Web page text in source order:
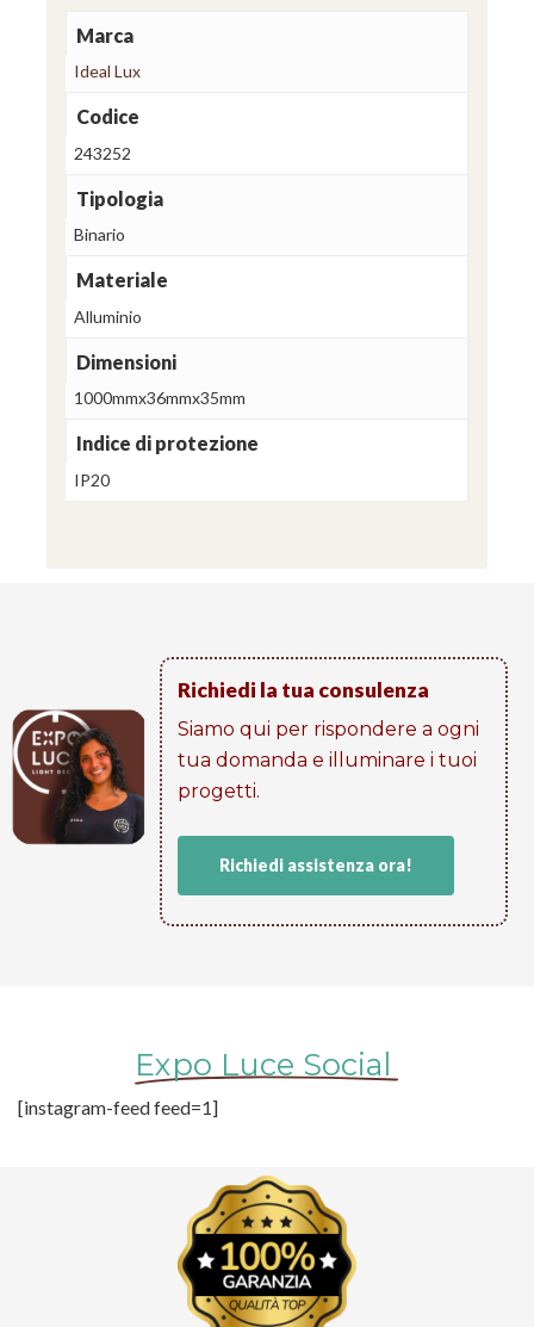
Marca
Ideal Lux
Codice
243252
Tipologia
Binario
Materiale
Alluminio
Dimensioni
1000mmx36mmx35mm
Indice di protezione
IP20
Richiedi la tua consulenza
Siamo qui per rispondere a ogni
tua domanda e illuminare i tuoi
progetti​.
Richiedi assistenza ora!
Expo Luce Social
[instagram-feed feed=1]